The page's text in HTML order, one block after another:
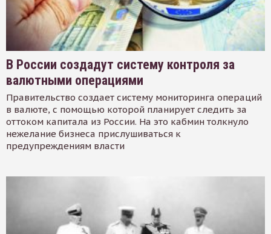
В России создадут систему контроля за
валютными операциями
Правительство создает систему мониторинга операций
в валюте, с помощью которой планирует следить за
оттоком капитала из России. На это кабмин толкнуло
нежелание бизнеса прислушиваться к
предупреждениям власти